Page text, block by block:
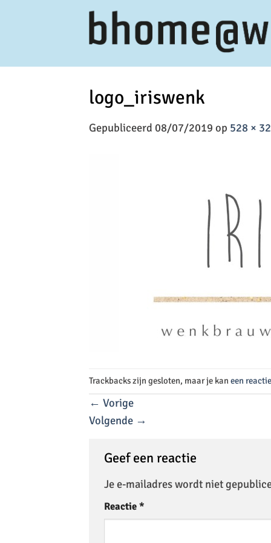
logo_iriswenk
Gepubliceerd 08/07/2019 op 528 ×
Trackbacks zijn gesloten, maar je kan een
← Vorige
Volgende →
Geef een reactie
Je e-mailadres wordt niet
Reactie*